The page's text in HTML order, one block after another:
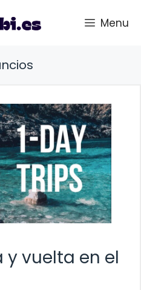
Menu
y vuelta en el